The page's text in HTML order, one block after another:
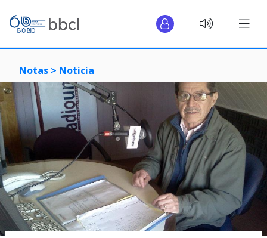
Notas > Noticia